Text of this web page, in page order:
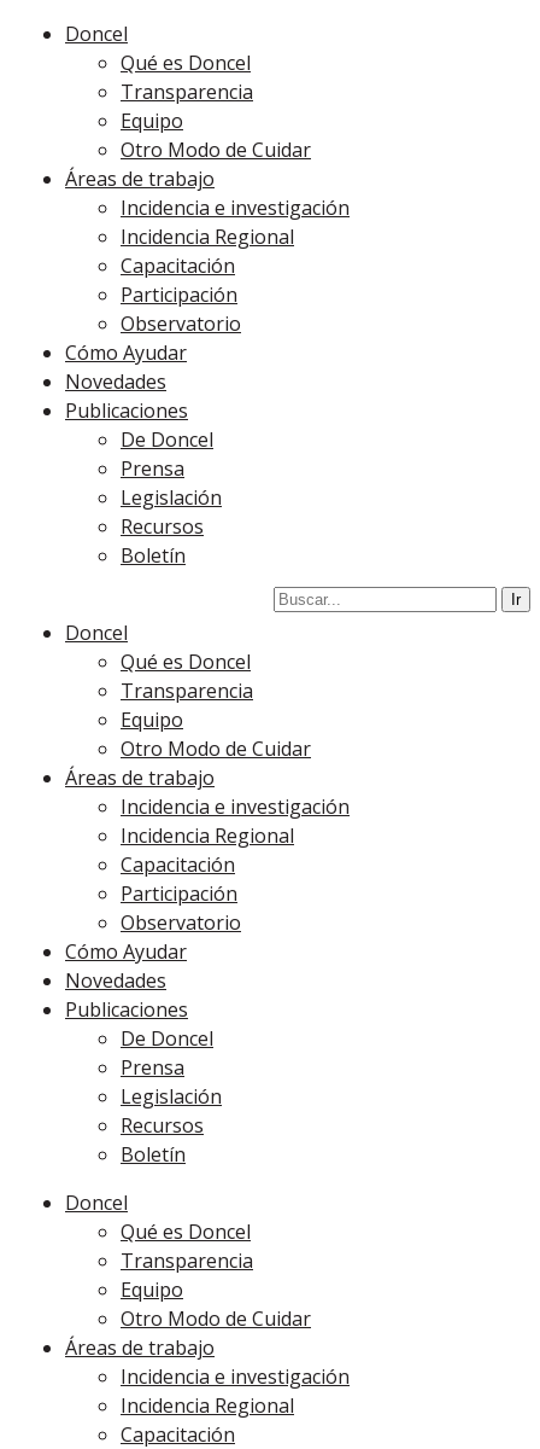
Doncel
Qué es Doncel
Transparencia
Equipo
Otro Modo de Cuidar
Áreas de trabajo
Incidencia e investigación
Incidencia Regional
Capacitación
Participación
Observatorio
Cómo Ayudar
Novedades
Publicaciones
De Doncel
Prensa
Legislación
Recursos
Boletín
Doncel
Qué es Doncel
Transparencia
Equipo
Otro Modo de Cuidar
Áreas de trabajo
Incidencia e investigación
Incidencia Regional
Capacitación
Participación
Observatorio
Cómo Ayudar
Novedades
Publicaciones
De Doncel
Prensa
Legislación
Recursos
Boletín
Doncel
Qué es Doncel
Transparencia
Equipo
Otro Modo de Cuidar
Áreas de trabajo
Incidencia e investigación
Incidencia Regional
Capacitación